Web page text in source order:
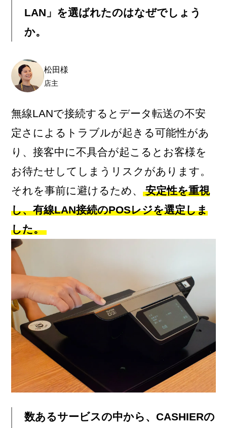
LAN」を選ばれたのはなぜでしょう
か。
松田様
店主
無線LANで接続するとデータ転送の不安
定さによるトラブルが起きる可能性があ
り、接客中に不具合が起こるとお客様を
お待たせしてしまうリスクがあります。
それを事前に避けるため、安定性を重視
し、有線LAN接続のPOSレジを選定しま
した。
数あるサービスの中から、CASHIERの